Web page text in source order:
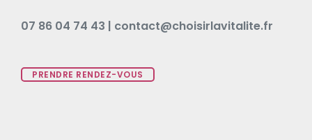
07 86 04 74 43 | contact@choisirlavitalite.fr
PRENDRE RENDEZ-VOUS